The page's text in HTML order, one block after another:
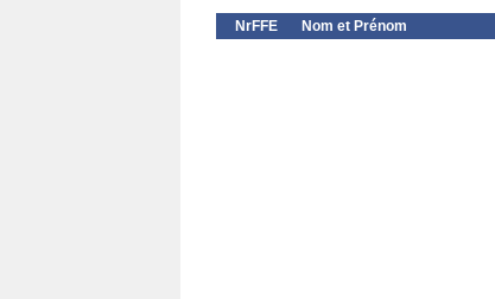
NrFFE Nom et Prénom